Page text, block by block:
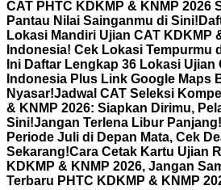
CAT PHTC KDKMP & KNMP 2026
Pantau Nilai Sainganmu di Sini!
Lokasi Mandiri Ujian CAT KDKMP
Indonesia! Cek Lokasi Tempurmu
Ini Daftar Lengkap 36 Lokasi Ujian
Indonesia Plus Link Google Maps
Nyasar!Jadwal CAT Seleksi
& KNMP 2026: Siapkan Dirimu,
Sini!Jangan Terlena Libur
Periode Juli di Depan Mata, Cek
Sekarang!Cara Cetak Kartu Ujian
KDKMP & KNMP 2026, Jangan
Terbaru PHTC KDKMP & KNMP